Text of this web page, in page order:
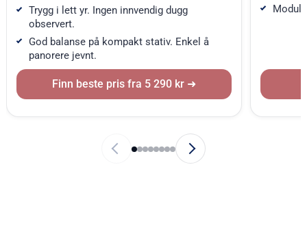
Trygg i lett yr. Ingen innvendig dugg
observert.
God balanse på kompakt stativ. Enkel å
panorere jevnt.
Finn beste pris fra 5 290 kr